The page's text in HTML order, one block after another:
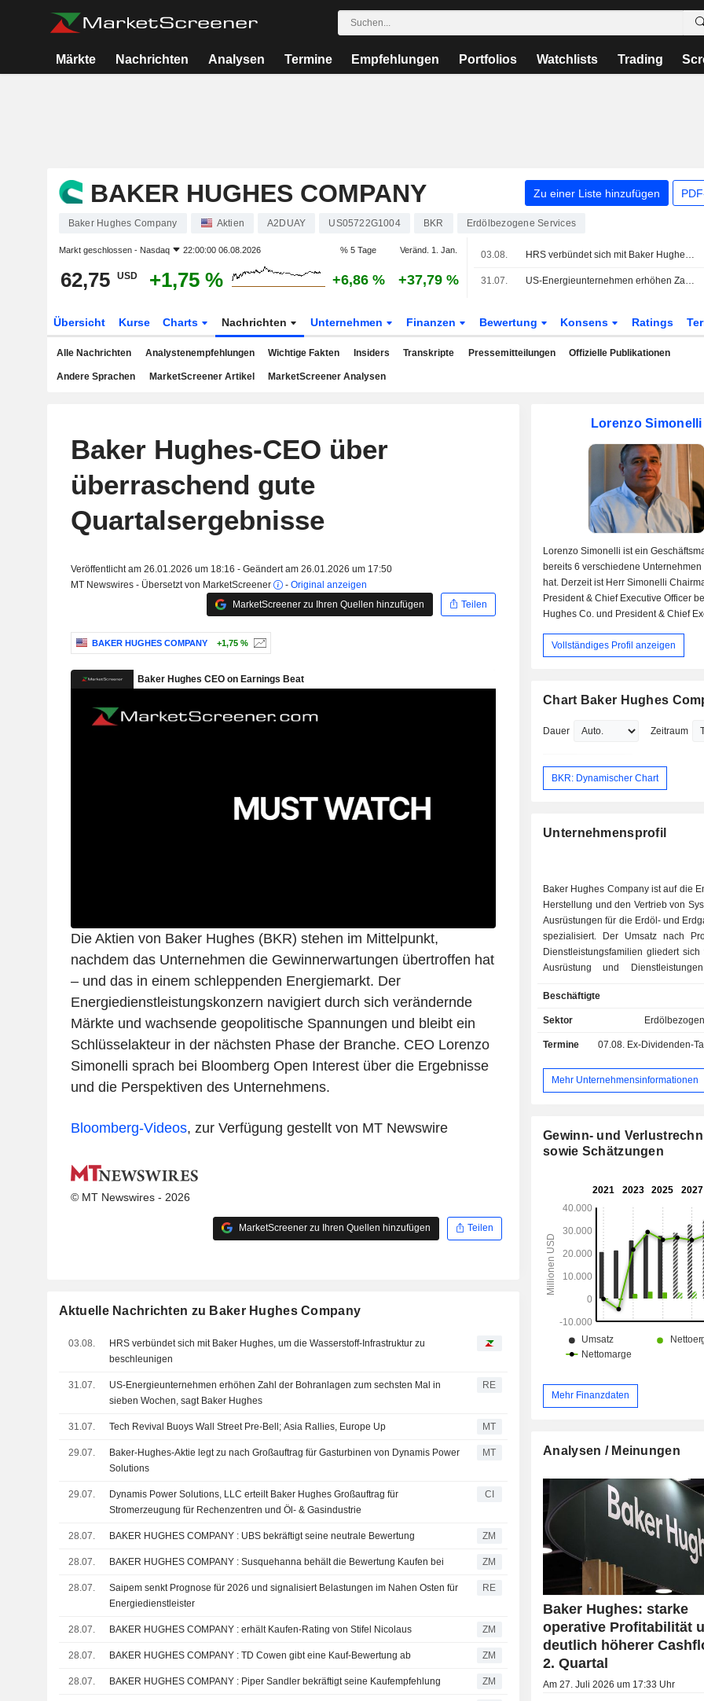
Märkte Nachrichten Analysen Termine Empfehlungen Portfolios Watchlists Trading
BAKER HUGHES COMPANY Zu einer Liste hinzufügen
Baker Hughes Company Aktien A2DUAY US05722G1004 BKR Erdölbezogene Services
Markt geschlossen - Nasdaq 22:00:00 06.08.2026 % 5 Tage Veränd. 1. Jan.
62,75 USD +1,75 % +6,86 % +37,79 %
03.08. HRS verbündet sich mit Baker Hughes, um die Wasserstoff-Infrastruktur zu beschleunigen
31.07. US-Energieunternehmen erhöhen Zahl der Bohranlagen zum sechsten Mal in sieben Wochen, sagt Baker Hughes
Übersicht Kurse Charts Nachrichten Unternehmen Finanzen Bewertung Konsens Ratings
Alle Nachrichten Analystenempfehlungen Wichtige Fakten Insiders Transkripte Pressemitteilungen Offizielle Publikationen
Andere Sprachen MarketScreener Artikel MarketScreener Analysen
Baker Hughes-CEO über
überraschend gute
Quartalsergebnisse
Veröffentlicht am 26.01.2026 um 18:16 - Geändert am 26.01.2026 um 17:50
MT Newswires - Übersetzt von MarketScreener
- Original anzeigen
MarketScreener zu Ihren Quellen hinzufügen
Teilen
BAKER HUGHES COMPANY +1,75 %
Die Aktien von Baker Hughes (BKR) stehen im Mittelpunkt,
nachdem das Unternehmen die Gewinnerwartungen übertroffen hat
– und das in einem schleppenden Energiemarkt. Der
Energiedienstleistungskonzern navigiert durch sich verändernde
Märkte und wachsende geopolitische Spannungen und bleibt ein
Schlüsselakteur in der nächsten Phase der Branche. CEO Lorenzo
Simonelli sprach bei Bloomberg Open Interest über die Ergebnisse
und die Perspektiven des Unternehmens.
Bloomberg-Videos, zur Verfügung gestellt von MT Newswire
© MT Newswires - 2026
MarketScreener zu Ihren Quellen hinzufügen Teilen
Aktuelle Nachrichten zu Baker Hughes Company
03.08.
HRS verbündet sich mit Baker Hughes, um die Wasserstoff-Infrastruktur zu
beschleunigen
31.07.
US-Energieunternehmen erhöhen Zahl der Bohranlagen zum sechsten Mal in
sieben Wochen, sagt Baker Hughes
RE
31.07. Tech Revival Buoys Wall Street Pre-Bell; Asia Rallies, Europe Up MT
29.07.
Baker-Hughes-Aktie legt zu nach Großauftrag für Gasturbinen von Dynamis Power
Solutions
MT
29.07.
Dynamis Power Solutions, LLC erteilt Baker Hughes Großauftrag für
Stromerzeugung für Rechenzentren und Öl- & Gasindustrie
CI
28.07. BAKER HUGHES COMPANY : UBS bekräftigt seine neutrale Bewertung ZM
28.07. BAKER HUGHES COMPANY : Susquehanna behält die Bewertung Kaufen bei ZM
28.07.
Saipem senkt Prognose für 2026 und signalisiert Belastungen im Nahen Osten für
Energiedienstleister
RE
28.07. BAKER HUGHES COMPANY : erhält Kaufen-Rating von Stifel Nicolaus ZM
28.07. BAKER HUGHES COMPANY : TD Cowen gibt eine Kauf-Bewertung ab ZM
28.07. BAKER HUGHES COMPANY : Piper Sandler bekräftigt seine Kaufempfehlung ZM
Lorenzo Simonelli
Lorenzo Simonelli ist ein
bereits 6 verschiedene
hat. Derzeit ist Herr Simonelli
President & Chief Executive Officer
Hughes Co. und President & Chief
Tochtergesellschaft von Baker
Lorenzo Simonelli Senior Vice
General Electric Co. President &
Executive Officer für GE Oil & Gas, Inc.
Industrial, Principal bei The Mitsubishi
der University of Cardiff.
Vollständiges Profil anzeigen
Chart Baker Hughes
Dauer Zeitraum
BKR: Dynamischer Chart
Unternehmensprofil
Baker Hughes Company ist auf die
Herstellung und den Vertrieb von
Ausrüstungen für die Erdöl- und
spezialisiert. Der Umsatz nach
Dienstleistungsfamilien gliedert sich
Ausrüstung und
Bewertung von Bohrlöchern
Gasturbinen, Kompressoren und
des Umsatzes werden im Ausland
Beschäftigte
Sektor
Termine 07.08. Ex-Dividenden-Tag -
Mehr Unternehmensinformationen
Gewinn- und
sowie Schätzungen
Mehr Finanzdaten
Analysen / Meinungen
Baker Hughes: starke
operative Profitabilität
deutlich höherer
2. Quartal
Am 27. Juli 2026 um 17:33 Uhr